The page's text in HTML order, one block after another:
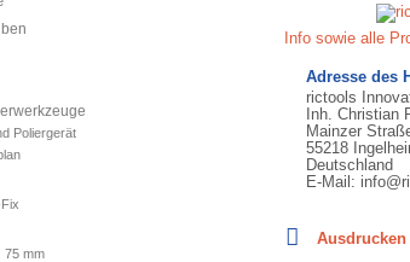
Poliergerät
75 mm
Info sowie alle
Adresse des
rictools
Inh. Christian
Mainzer
55218
Deutschland
E-Mail:
Ausdrucken